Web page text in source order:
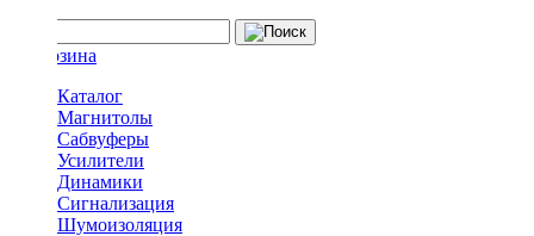
Каталог
Магнитолы
Сабвуферы
Усилители
Динамики
Сигнализация
Шумоизоляция